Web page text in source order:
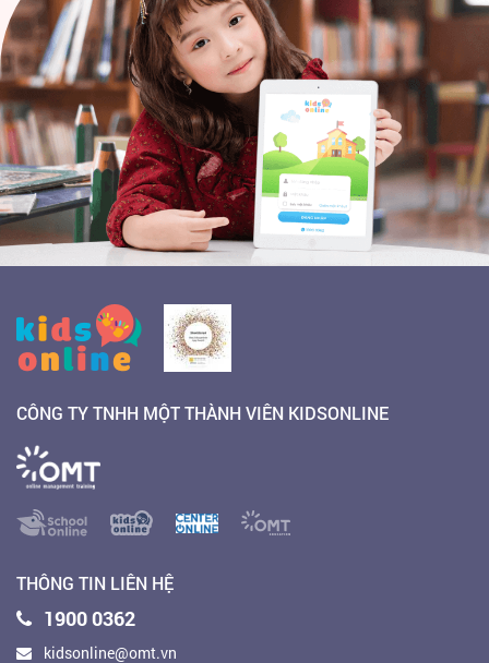
CÔNG TY TNHH MỘT THÀNH VIÊN KIDSONLINE
THÔNG TIN LIÊN HỆ
1900 0362
kidsonline@omt.vn